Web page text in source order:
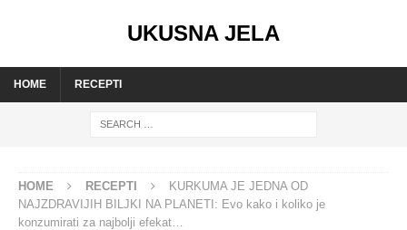
UKUSNA JELA
HOME RECEPTI
HOME RECEPTI
KURKUMA JE JEDNA OD
NAJZDRAVIJIH BILJKI NA PLANETI: Evo kako i koliko je
konzumirati za najbolji efekat…